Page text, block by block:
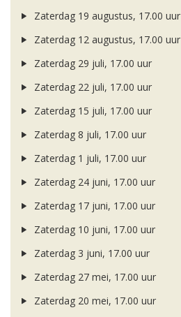
Zaterdag 19 augustus, 17.00 uur
Zaterdag 12 augustus, 17.00 uur
Zaterdag 29 juli, 17.00 uur
Zaterdag 22 juli, 17.00 uur
Zaterdag 15 juli, 17.00 uur
Zaterdag 8 juli, 17.00 uur
Zaterdag 1 juli, 17.00 uur
Zaterdag 24 juni, 17.00 uur
Zaterdag 17 juni, 17.00 uur
Zaterdag 10 juni, 17.00 uur
Zaterdag 3 juni, 17.00 uur
Zaterdag 27 mei, 17.00 uur
Zaterdag 20 mei, 17.00 uur